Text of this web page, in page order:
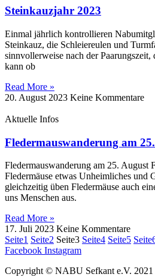
Steinkauzjahr 2023
Einmal jährlich kontrollieren
Steinkauz, die Schleiereulen und
sinnvollerweise nach der Paarungszeit,
kann ob
Read More »
20. August 2023 Keine Kommentare
Aktuelle Infos
Fledermauswanderung am
Fledermauswanderung am 25. August
Fledermäuse etwas Unheimliches und
gleichzeitig üben Fledermäuse auch
uns Menschen aus.
Read More »
17. Juli 2023 Keine Kommentare
Seite1 Seite2 Seite3 Seite4 Seite5 Seite
Facebook Instagram
Copyright © NABU Sefkant e.V. 2021